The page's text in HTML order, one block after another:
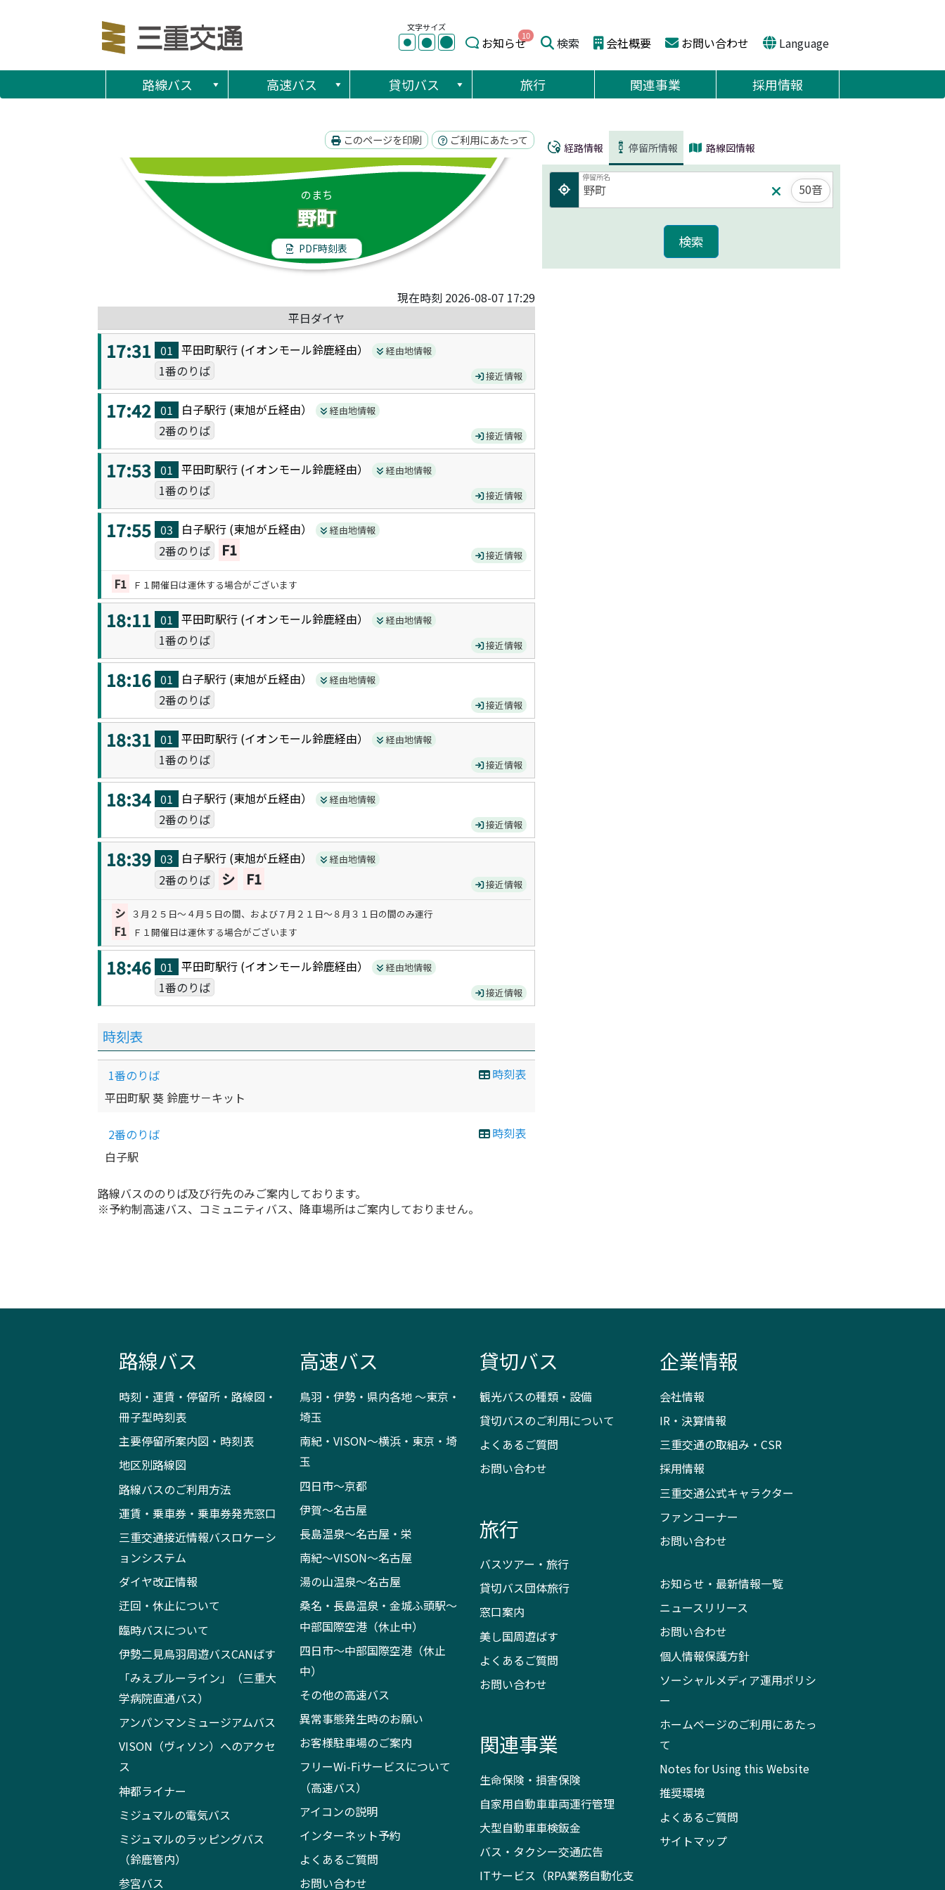
文字サイズ
● ● ● お知らせ10 検索 会社概要 お問い合わせ Language
路線バス 高速バス 貸切バス 旅行 関連事業 採用情報
このページを印刷 ご利用にあたって
のまち
野町
PDF時刻表
現在時刻 2026-08-07 17:29
平日ダイヤ
17:31 01 平田町駅行 (イオンモール鈴鹿経由） 経由地情報
1番のりば 接近情報
17:42 01 白子駅行 (東旭が丘経由） 経由地情報
2番のりば 接近情報
17:53 01 平田町駅行 (イオンモール鈴鹿経由） 経由地情報
1番のりば 接近情報
17:55 03 白子駅行 (東旭が丘経由） 経由地情報
2番のりば F1 接近情報
F1 Ｆ１開催日は運休する場合がございます
18:11 01 平田町駅行 (イオンモール鈴鹿経由） 経由地情報
1番のりば 接近情報
18:16 01 白子駅行 (東旭が丘経由） 経由地情報
2番のりば 接近情報
18:31 01 平田町駅行 (イオンモール鈴鹿経由） 経由地情報
1番のりば 接近情報
18:34 01 白子駅行 (東旭が丘経由） 経由地情報
2番のりば 接近情報
18:39 03 白子駅行 (東旭が丘経由） 経由地情報
2番のりば シ F1 接近情報
シ ３月２５日～４月５日の間、および７月２１日～８月３１日の間のみ運行
F1 Ｆ１開催日は運休する場合がございます
18:46 01 平田町駅行 (イオンモール鈴鹿経由） 経由地情報
1番のりば 接近情報
時刻表
時刻表
1番のりば
平田町駅 葵 鈴鹿サ－キット
時刻表
2番のりば
白子駅
路線バスののりば及び行先のみご案内しております。
※予約制高速バス、コミュニティバス、降車場所はご案内しておりません。
経路情報 停留所情報 路線図情報
停留所名
50音
路線バス
時刻・運賃・停留所・路線図・
冊子型時刻表
主要停留所案内図・時刻表
地区別路線図
路線バスのご利用方法
運賃・乗車券・乗車券発売窓口
三重交通接近情報バスロケーシ
ョンシステム
ダイヤ改正情報
迂回・休止について
臨時バスについて
伊勢二見鳥羽周遊バスCANばす
「みえブルーライン」（三重大
学病院直通バス）
アンパンマンミュージアムバス
VISON（ヴィソン）へのアクセ
ス
神都ライナー
ミジュマルの電気バス
ミジュマルのラッピングバス
（鈴鹿管内）
参宮バス
高速バス
鳥羽・伊勢・県内各地 ～東京・
埼玉
南紀・VISON～横浜・東京・埼
玉
四日市～京都
伊賀～名古屋
長島温泉～名古屋・栄
南紀～VISON～名古屋
湯の山温泉～名古屋
桑名・長島温泉・金城ふ頭駅～
中部国際空港（休止中）
四日市～中部国際空港（休止
中）
その他の高速バス
異常事態発生時のお願い
お客様駐車場のご案内
フリーWi-Fiサービスについて
（高速バス）
アイコンの説明
インターネット予約
よくあるご質問
お問い合わせ
貸切バス
観光バスの種類・設備
貸切バスのご利用について
よくあるご質問
お問い合わせ
旅行
バスツアー・旅行
貸切バス団体旅行
窓口案内
美し国周遊ばす
よくあるご質問
お問い合わせ
関連事業
生命保険・損害保険
自家用自動車車両運行管理
大型自動車車検鈑金
バス・タクシー交通広告
ITサービス（RPA業務自動化支
企業情報
会社情報
IR・決算情報
三重交通の取組み・CSR
採用情報
三重交通公式キャラクター
ファンコーナー
お問い合わせ
お知らせ・最新情報一覧
ニュースリリース
お問い合わせ
個人情報保護方針
ソーシャルメディア運用ポリシ
ー
ホームページのご利用にあたっ
て
Notes for Using this Website
推奨環境
よくあるご質問
サイトマップ